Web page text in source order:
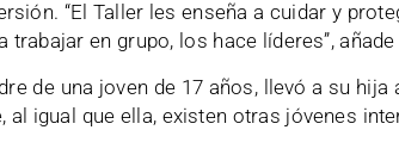
“El Taller les enseña a cuidar y
trabajar en grupo, los hace líderes”, añade
de una joven de 17 años, llevó a su hija
al igual que ella, existen otras jóvenes